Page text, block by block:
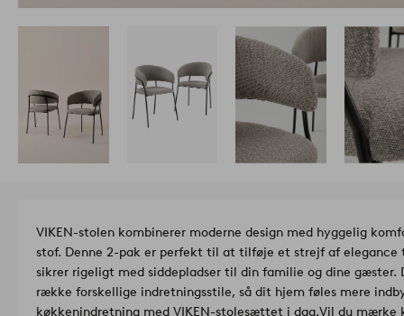
VIKEN-stolen kombinerer moderne design med hyggelig
stof. Denne 2-pak er perfekt til at tilføje et strejf af elegance
sikrer rigeligt med siddepladser til din familie og dine gæster.
række forskellige indretningsstile, så dit hjem føles mere
køkkenindretning med VIKEN-stolesættet i dag.Vil du mærke